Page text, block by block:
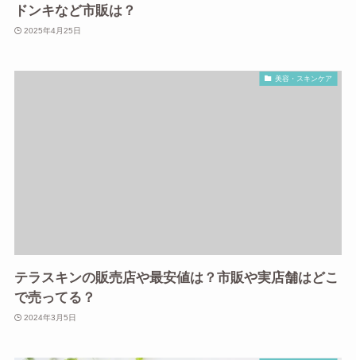
ドンキなど市販は？
2025年4月25日
美容・スキンケア
テラスキンの販売店や最安値は？市販や実店舗はどこ
で売ってる？
2024年3月5日